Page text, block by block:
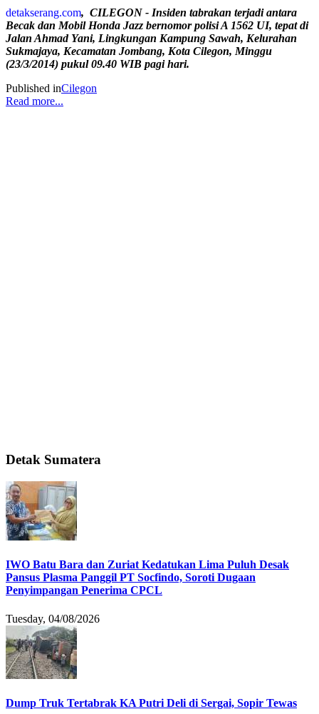
detakserang.com, CILEGON - Insiden tabrakan terjadi antara
Becak dan Mobil Honda Jazz bernomor polisi A 1562 UI, tepat di
Jalan Ahmad Yani, Lingkungan Kampung Sawah, Kelurahan
Sukmajaya, Kecamatan Jombang, Kota Cilegon, Minggu
(23/3/2014) pukul 09.40 WIB pagi hari.
Published inCilegon
Read more...
Detak Sumatera
IWO Batu Bara dan Zuriat Kedatukan Lima Puluh Desak
Pansus Plasma Panggil PT Socfindo, Soroti Dugaan
Penyimpangan Penerima CPCL
Tuesday, 04/08/2026
Dump Truk Tertabrak KA Putri Deli di Sergai, Sopir Tewas